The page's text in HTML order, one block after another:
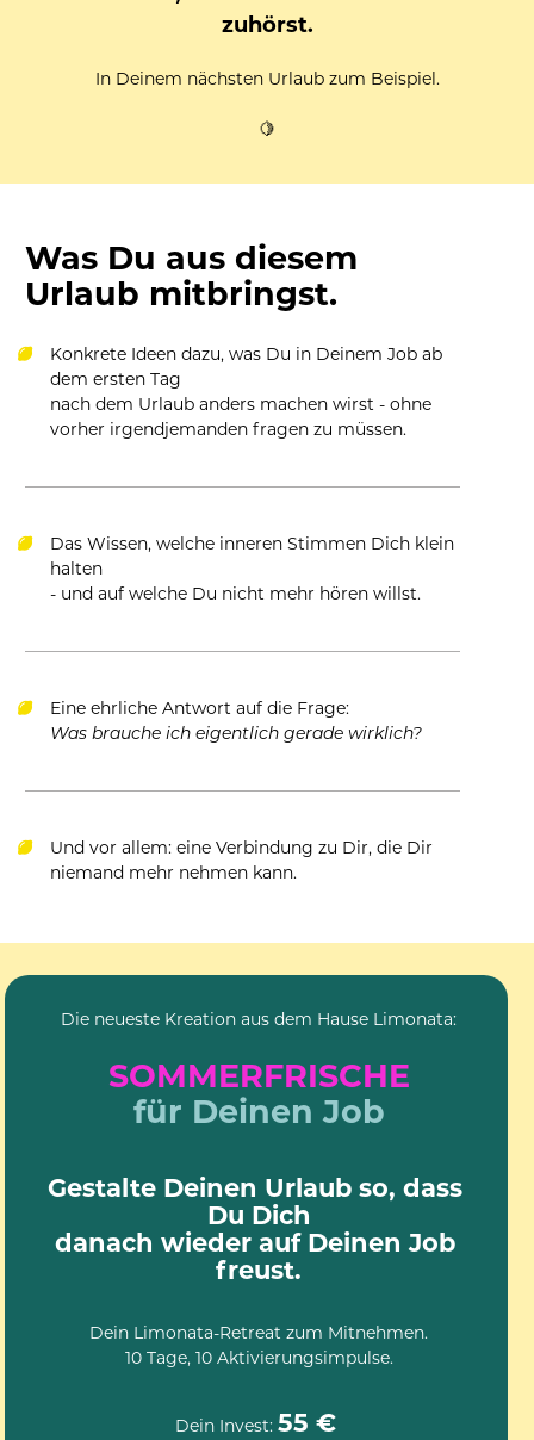
zuhörst.
In Deinem nächsten Urlaub zum Beispiel.
🍋
Was Du aus diesem
Urlaub mitbringst.
Konkrete Ideen dazu, was Du in Deinem Job ab
dem ersten Tag
nach dem Urlaub anders machen wirst - ohne
vorher irgendjemanden fragen zu müssen.
Das Wissen, welche inneren Stimmen Dich klein
halten
- und auf welche Du nicht mehr hören willst.
Eine ehrliche Antwort auf die Frage:
Was brauche ich eigentlich gerade wirklich?
Und vor allem: eine Verbindung zu Dir, die Dir
niemand mehr nehmen kann.
Die neueste Kreation aus dem Hause Limonata:
SOMMERFRISCHE
für Deinen Job
Gestalte Deinen Urlaub so, dass
Du Dich
danach wieder auf Deinen Job
freust.
Dein Limonata-Retreat zum Mitnehmen.
10 Tage, 10 Aktivierungsimpulse.
Dein Invest: 55 €